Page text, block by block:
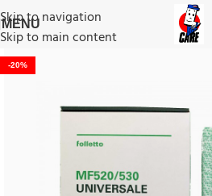
Skip to navigation
Skip to main content
MENU
-20%